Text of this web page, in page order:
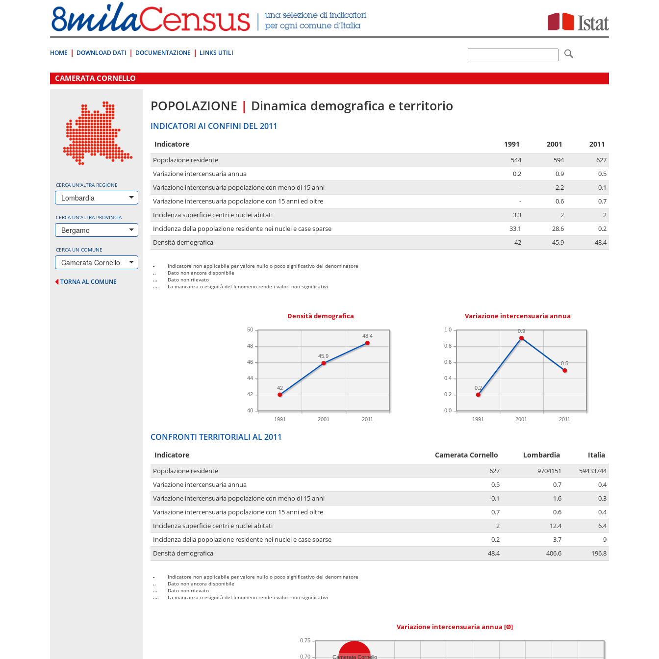
direttamente
a:
Contenuto
HOME DOWNLOAD DATI DOCUMENTAZIONE LINKS UTILI
.
CAMERATA CORNELLO
CERCA UN'ALTRA REGIONE
Lombardia
CERCA UN'ALTRA PROVINCIA
Bergamo
CERCA UN COMUNE
Camerata Cornello
TORNA AL COMUNE
POPOLAZIONE | Dinamica demografica e territorio
INDICATORI AI CONFINI DEL 2011
Indicatore 1991 2001 2011
Popolazione residente 544 594
627
Variazione intercensuaria annua
0.2 0.9
0.5
Variazione intercensuaria popolazione con meno di 15 anni
- 2.2
-0.1
Variazione intercensuaria popolazione con 15 anni ed oltre
- 0.6
0.7
Incidenza superficie centri e nuclei abitati
3.3 2
2
Incidenza della popolazione residente nei nuclei e case sparse
33.1 28.6
0.2
Densità demografica
42 45.9 48.4
-
Indicatore non applicabile per valore nullo o poco significativo del denominatore
..
Dato non ancora disponibile
...
Dato non rilevato
....
La mancanza o esiguità del fenomeno rende i valori non significativi
Densità demografica
1991 2001 2011
40
42
44
46
48
50
48.4
45.9
42
Variazione intercensuaria annua
1991 2001 2011
0.0
0.2
0.4
0.6
0.8
1.0
0.5
0.9
0.2
CONFRONTI TERRITORIALI AL 2011
Indicatore Camerata Cornello Lombardia Italia
Popolazione residente 627 9704151
59433744
Variazione intercensuaria annua
0.5 0.7
0.4
Variazione intercensuaria popolazione con meno di 15 anni
-0.1 1.6
0.3
Variazione intercensuaria popolazione con 15 anni ed oltre
0.7 0.6
0.4
Incidenza superficie centri e nuclei abitati
2 12.4
6.4
Incidenza della popolazione residente nei nuclei e case sparse
0.2 3.7
9
Densità demografica
48.4 406.6 196.8
-
Indicatore non applicabile per valore nullo o poco significativo del denominatore
..
Dato non ancora disponibile
...
Dato non rilevato
....
La mancanza o esiguità del fenomeno rende i valori non significativi
Variazione intercensuaria annua [Ø]
0.70
0.75
Camerata Cornello